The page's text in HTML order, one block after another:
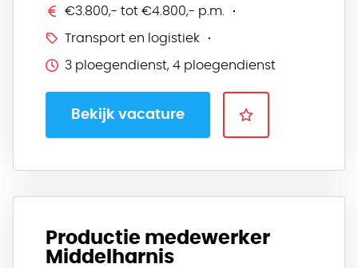
€3.800,- tot €4.800,- p.m.
Transport en logistiek
3 ploegendienst, 4 ploegendienst
Bekijk vacature
Productie medewerker
Middelharnis